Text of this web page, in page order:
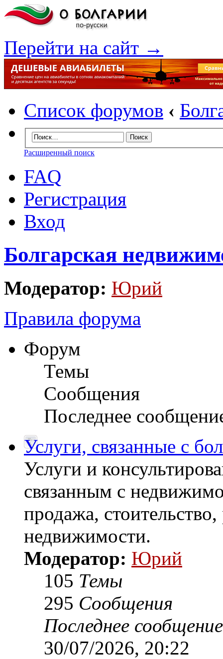
Перейти на сайт →
Список форумов ‹
Расширенный поиск
FAQ
Регистрация
Вход
Болгарская
Модератор: Юрий
Правила форума
Форум
Темы
Сообщения
Последнее
Услуги, связанные с
Услуги и
связанным с
продажа,
недвижимости.
Модератор: Юрий
105 Темы
295 Сообщения
Последнее сообщение
30/07/2026, 20:22